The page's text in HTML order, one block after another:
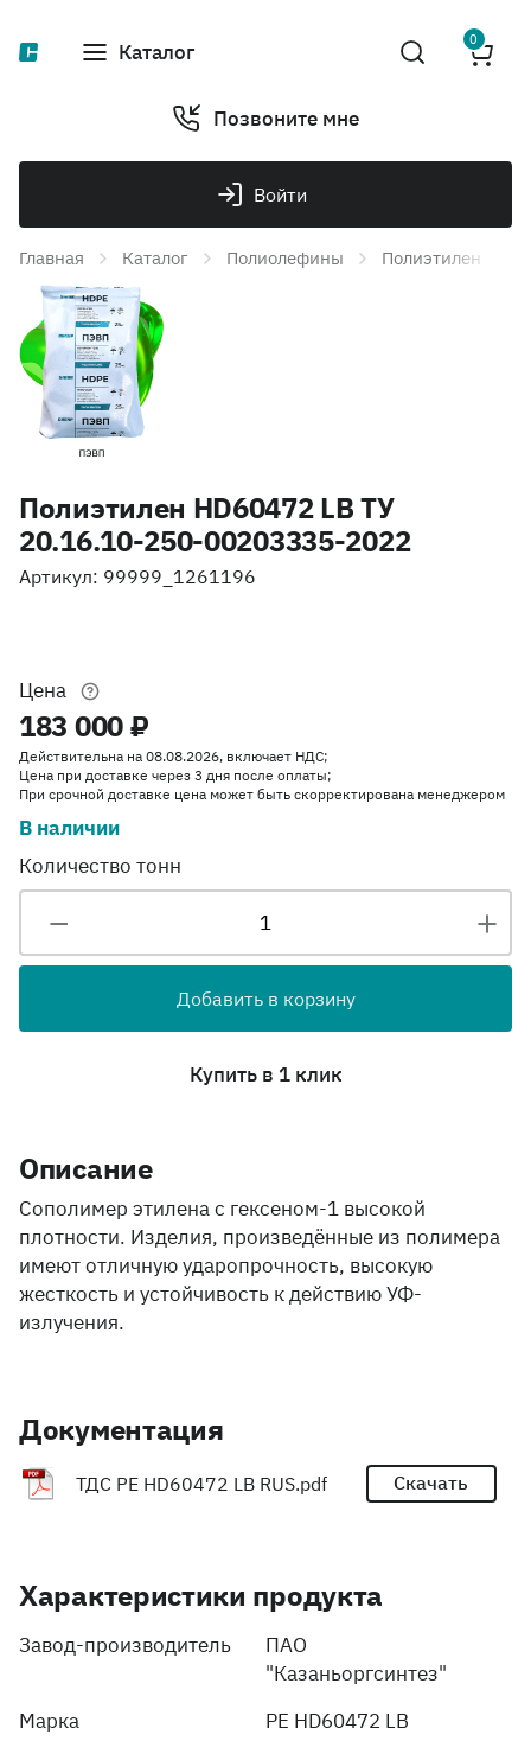
Каталог 0
Позвоните мне
Войти
Главная Каталог Полиолефины Полиэтилен
Полиэтилен HD60472 LB ТУ
20.16.10-250-00203335-2022
Артикул: 99999_1261196
Цена
183 000 ₽
Действительна на 08.08.2026, включает НДС;
Цена при доставке через 3 дня после оплаты;
При срочной доставке цена может быть скорректирована менеджером
В наличии
Количество тонн
Добавить в корзину
Купить в 1 клик
Описание
Cополимер этилена с гексеном-1 высокой
плотности. Изделия, произведённые из полимера
имеют отличную ударопрочность, высокую
жесткость и устойчивость к действию УФ-
излучения.
Документация
ТДС PE HD60472 LB RUS.pdf Скачать
Характеристики продукта
Завод-производитель
ПАО
"Казаньоргсинтез"
Марка
PE HD60472 LB